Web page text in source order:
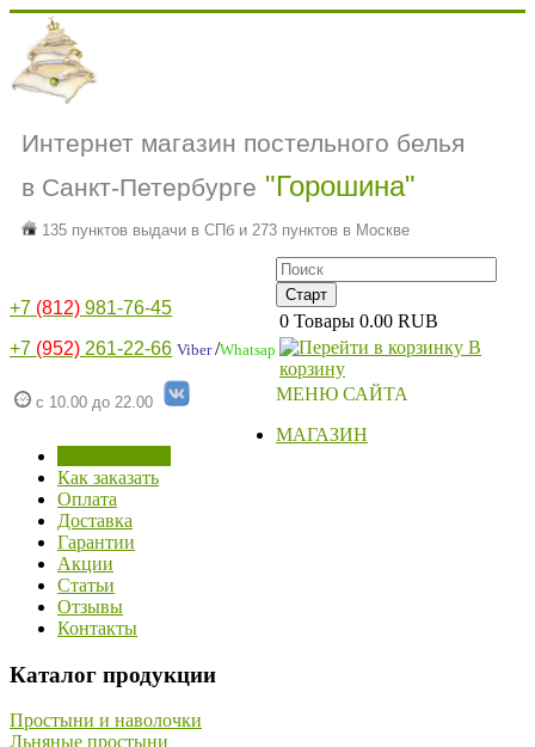
Интернет магазин постельного белья
в Санкт-Петербурге "Горошина"
135 пунктов выдачи в СПб и 273 пунктов в Москве
+7 (812) 981-76-45
+7 (952) 261-22-66 Viber/Whatsap
с 10.00 до 22.00
0 Товары 0.00 RUB
В
корзину
МЕНЮ САЙТА
МАГАЗИН
Как заказать
Оплата
Доставка
Гарантии
Акции
Статьи
Отзывы
Контакты
Каталог продукции
Простыни и наволочки
Льняные простыни